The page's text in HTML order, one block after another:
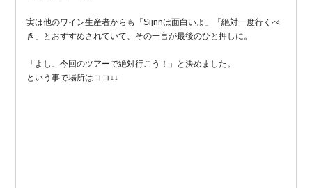
実は他のワイン生産者からも「Sijnnは面白いよ」「絶対一度行くべ
き」とおすすめされていて、その一言が最後のひと押しに。
「よし、今回のツアーで絶対行こう！」と決めました。
という事で場所はココ↓↓